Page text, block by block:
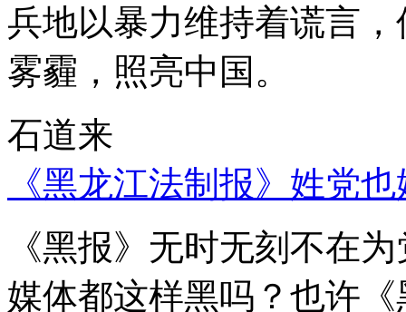
兵地以暴力维持着谎言
雾霾，照亮中国。
石道来
《黑龙江法制报》姓党
《黑报》无时无刻不在
媒体都这样黑吗？也许